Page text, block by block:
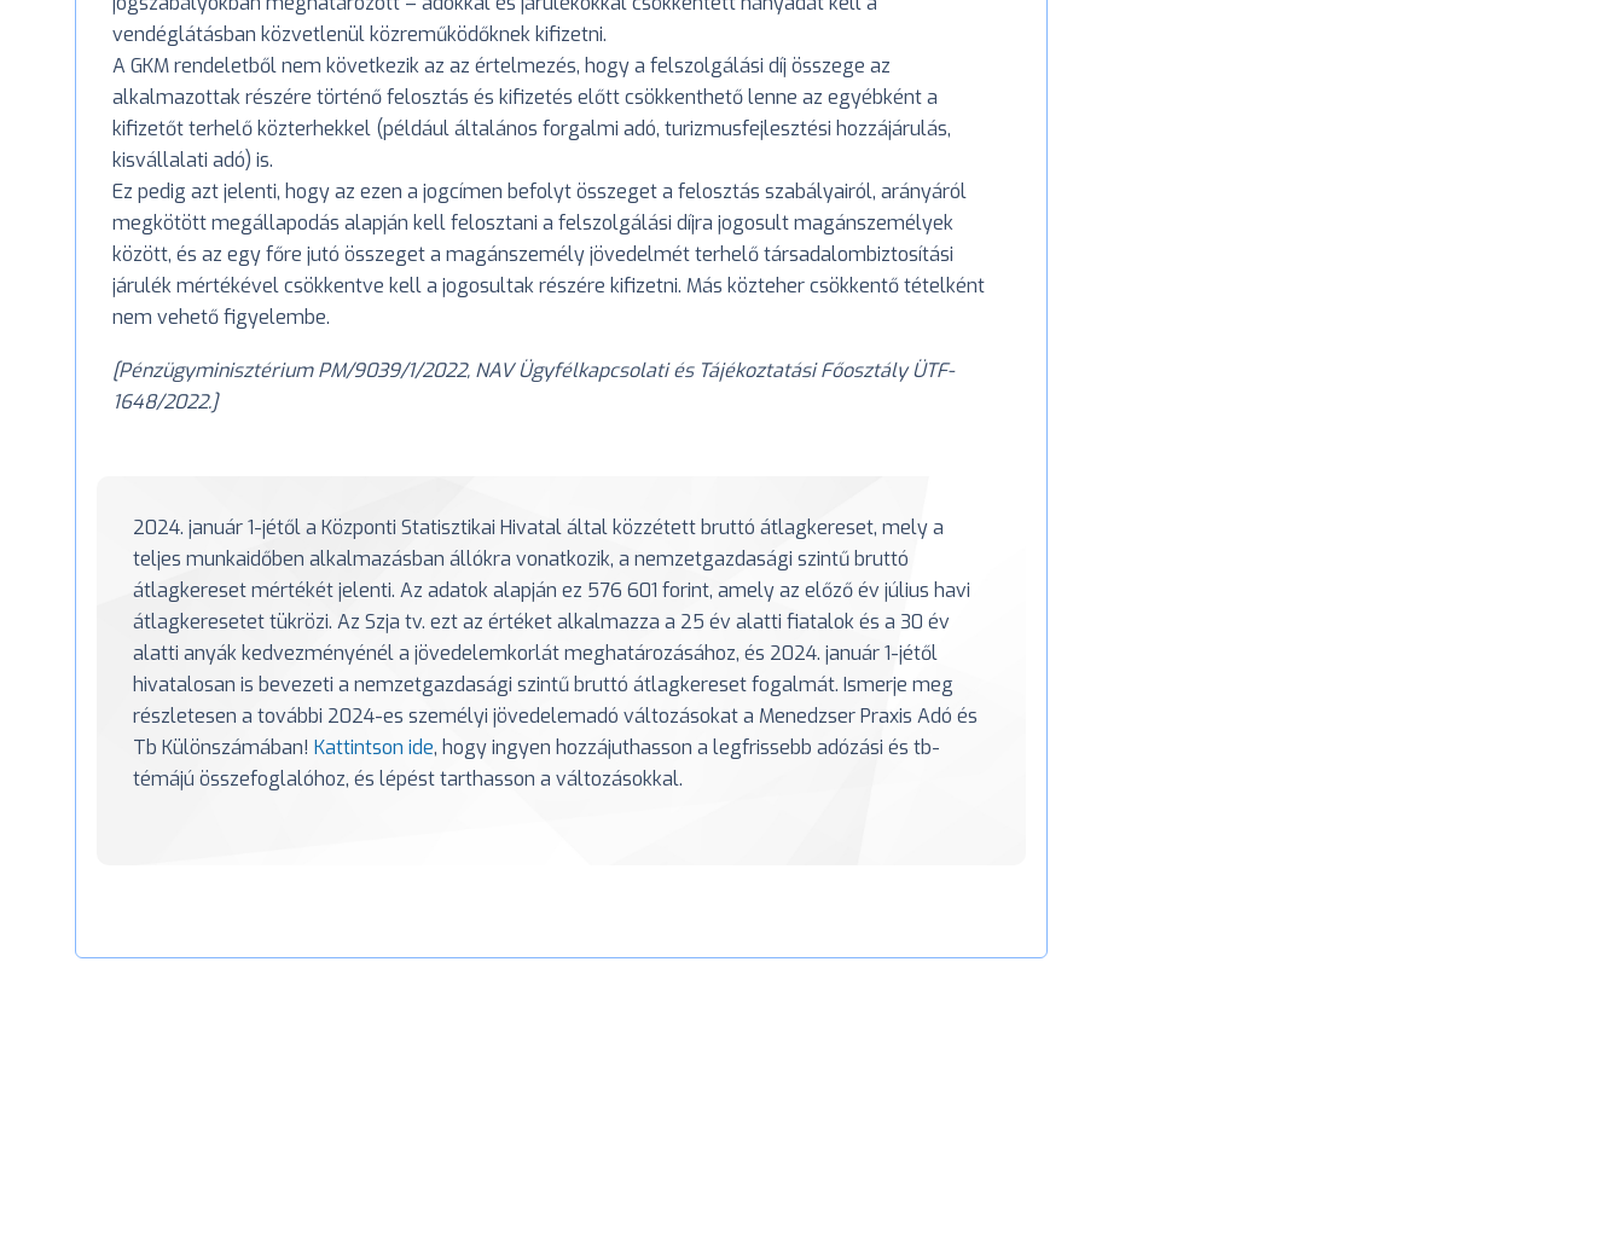
vendéglátásban közvetlenül közreműködőknek kifizetni.
A GKM rendeletből nem következik az az értelmezés, hogy a felszolgálási díj összege az
alkalmazottak részére történő felosztás és kifizetés előtt csökkenthető lenne az egyébként a
kifizetőt terhelő közterhekkel (például általános forgalmi adó, turizmusfejlesztési hozzájárulás,
kisvállalati adó) is.
Ez pedig azt jelenti, hogy az ezen a jogcímen befolyt összeget a felosztás szabályairól, arányáról
megkötött megállapodás alapján kell felosztani a felszolgálási díjra jogosult magánszemélyek
között, és az egy főre jutó összeget a magánszemély jövedelmét terhelő társadalombiztosítási
járulék mértékével csökkentve kell a jogosultak részére kifizetni. Más közteher csökkentő tételként
nem vehető figyelembe.
[Pénzügyminisztérium PM/9039/1/2022, NAV Ügyfélkapcsolati és Tájékoztatási Főosztály ÜTF-
1648/2022.]
2024. január 1-jétől a Központi Statisztikai Hivatal által közzétett bruttó átlagkereset, mely a
teljes munkaidőben alkalmazásban állókra vonatkozik, a nemzetgazdasági szintű bruttó
átlagkereset mértékét jelenti. Az adatok alapján ez 576 601 forint, amely az előző év július havi
átlagkeresetet tükrözi. Az Szja tv. ezt az értéket alkalmazza a 25 év alatti fiatalok és a 30 év
alatti anyák kedvezményénél a jövedelemkorlát meghatározásához, és 2024. január 1-jétől
hivatalosan is bevezeti a nemzetgazdasági szintű bruttó átlagkereset fogalmát. Ismerje meg
részletesen a további 2024-es személyi jövedelemadó változásokat a Menedzser Praxis Adó és
Tb Különszámában! Kattintson ide, hogy ingyen hozzájuthasson a legfrissebb adózási és tb-
témájú összefoglalóhoz, és lépést tarthasson a változásokkal.